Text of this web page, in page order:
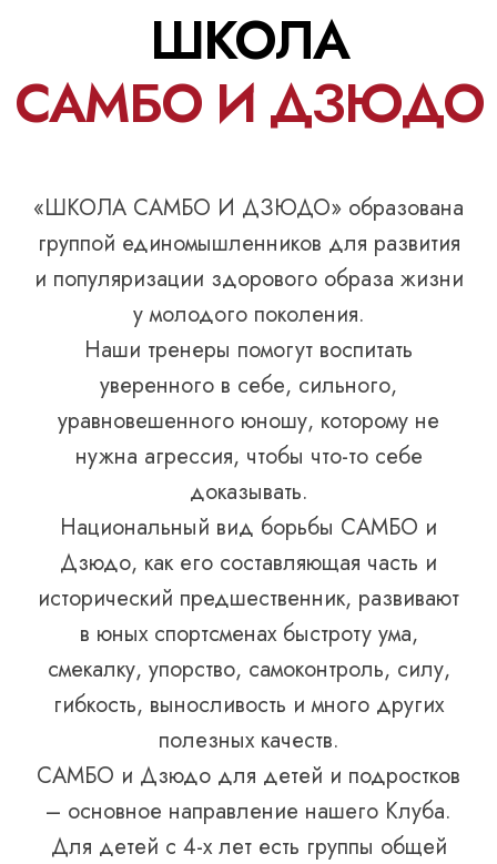
ШКОЛА
САМБО И ДЗЮДО
«ШКОЛА САМБО И ДЗЮДО» образована
группой единомышленников для развития
и популяризации здорового образа жизни
у молодого поколения.
Наши тренеры помогут воспитать
уверенного в себе, сильного,
уравновешенного юношу, которому не
нужна агрессия, чтобы что-то себе
доказывать.
Национальный вид борьбы САМБО и
Дзюдо, как его составляющая часть и
исторический предшественник, развивают
в юных спортсменах быстроту ума,
смекалку, упорство, самоконтроль, силу,
гибкость, выносливость и много других
полезных качеств.
САМБО и Дзюдо для детей и подростков
– основное направление нашего Клуба.
Для детей с 4-х лет есть группы общей